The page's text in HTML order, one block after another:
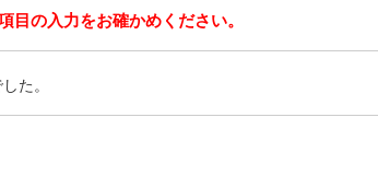
目の入力をお確かめください。
た。